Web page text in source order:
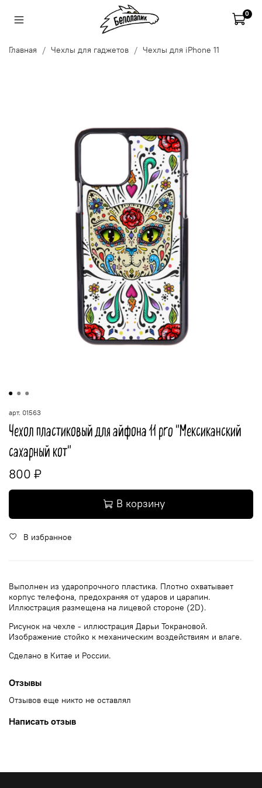
0
Главная Чехлы для гаджетов Чехлы для iPhone 11
арт. 01563
Чехол пластиковый для айфона 11 pro "Мексиканский
сахарный кот"
800 ₽
В корзину
В избранное
Выполнен из ударопрочного пластика. Плотно охватывает
корпус телефона, предохраняя от ударов и царапин.
Иллюстрация размещена на лицевой стороне (2D).
Рисунок на чехле - иллюстрация Дарьи Токрановой.
Изображение стойко к механическим воздействиям и влаге.
Сделано в Китае и России.
Отзывы
Отзывов еще никто не оставлял
Написать отзыв